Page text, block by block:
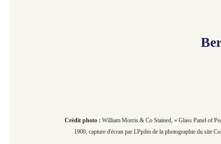
Crédit photo : William Morris & Co Stained, « Glass Panel of
1900, capture d'écran par LPpdm de la photographie du site